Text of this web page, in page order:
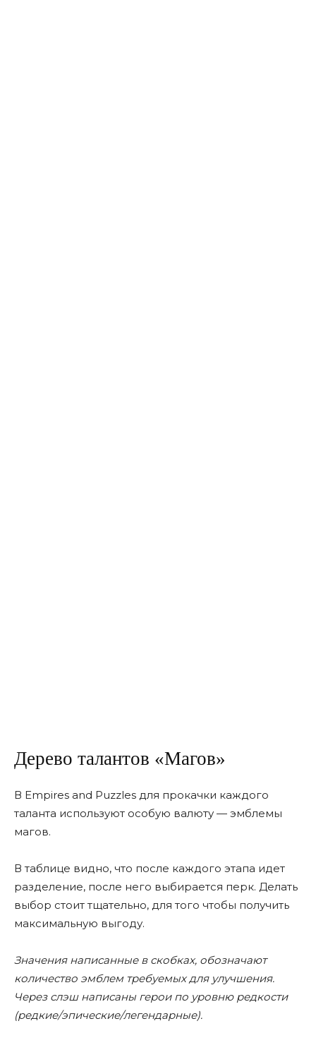
Дерево талантов «Магов»
В Empires and Puzzles для прокачки каждого
таланта используют особую валюту — эмблемы
магов.
В таблице видно, что после каждого этапа идет
разделение, после него выбирается перк. Делать
выбор стоит тщательно, для того чтобы получить
максимальную выгоду.
Значения написанные в скобках, обозначают
количество эмблем требуемых для улучшения.
Через слэш написаны герои по уровню редкости
(редкие/эпические/легендарные).